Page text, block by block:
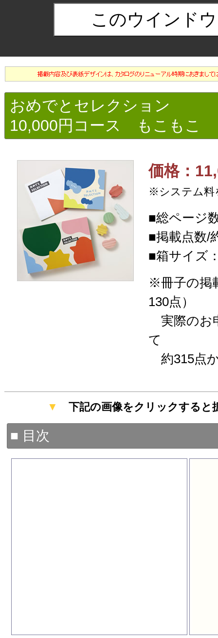
おめでとセレクション
10,000円コース もこもこ
価格：
※システム料
■総ページ
■掲載点数/
■箱サイズ
※冊子の掲
130点）
実際のお
て
約315点
▼ 下記の画像をクリックする
■ 目次